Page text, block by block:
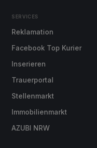
SERVICES
Reklamation
Facebook Top Kurier
Inserieren
Trauerportal
Stellenmarkt
Immobilienmarkt
AZUBI NRW